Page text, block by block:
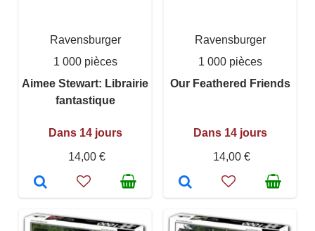
Ravensburger
1 000 pièces
Aimee Stewart: Librairie
fantastique
Dans 14 jours
14,00 €
Ravensburger
1 000 pièces
Our Feathered Friends
Dans 14 jours
14,00 €